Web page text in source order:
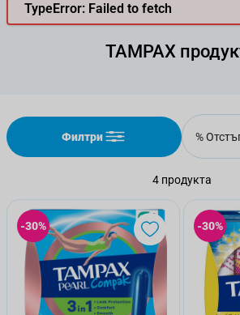
TypeError: Failed to fetch
TAMPAX
Филтри
4продукта
-30% -30%